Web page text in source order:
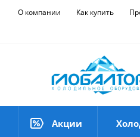
О компании Как купить
Акции